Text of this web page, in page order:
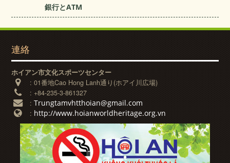
銀行とATM
連絡
ホイアン市文化スポーツセンター
:01番地Cao Hong Lanh通り(ホアイ川広場)
:+84-235-3-861327
:Trungtamvhtthoian@gmail.com
: http://www.hoianworldheritage.org.vn